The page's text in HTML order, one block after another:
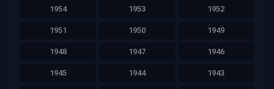
1954 1953 1952
1951 1950 1949
1948 1947 1946
1945 1944 1943